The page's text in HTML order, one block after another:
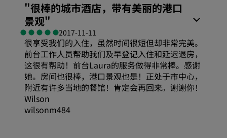
性价比
睡眠质量
位置
"很棒的城市酒店，带有美丽的港口
景观"
2017-11-11
很享受我们的入住，虽然时间很短但却非常完美。
前台工作人员帮助我们及早登记入住和延迟退房，
这很有帮助！前台Laura的服务做得非常棒。感谢
她。房间也很棒，港口景观也是！正处于市中心，
附近有许多当地的餐馆！肯定会再回来。谢谢你！
Wilson
wilsonm484